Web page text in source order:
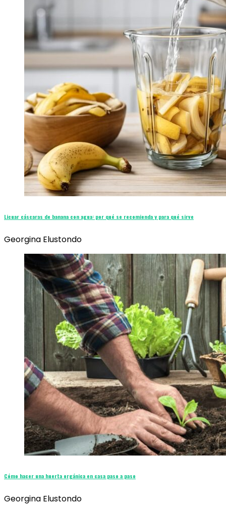
Licuar cáscaras de banana con agua: por qué se recomienda y para qué sirve
Georgina Elustondo
Cómo hacer una huerta orgánica en casa paso a paso
Georgina Elustondo